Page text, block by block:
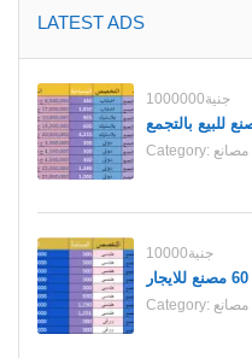
LATEST ADS
1000000جنية
Category: مصانع
10000جنية
Category: مصانع